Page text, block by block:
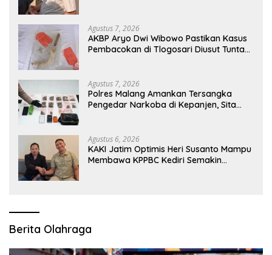
Agustus 7, 2026
AKBP Aryo Dwi Wibowo Pastikan Kasus
Pembacokan di Tlogosari Diusut Tuntas,
Agustus 7, 2026
Polres Malang Amankan Tersangka
Pengedar Narkoba di Kepanjen, Sita
Agustus 6, 2026
KAKI Jatim Optimis Heri Susanto Mampu
Membawa KPPBC Kediri Semakin
Berita Olahraga